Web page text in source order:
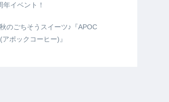
年イベント！
秋のごちそうスイーツ♪『APOC
ポックコーヒー)』